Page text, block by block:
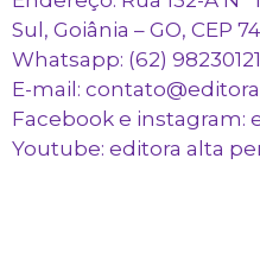
Sul, Goiânia – GO, CEP
Whatsapp: (62)
E-mail:
Facebook e instagram:
Youtube: editora alta